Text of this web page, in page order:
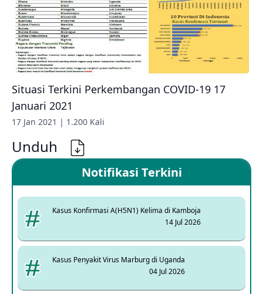
Situasi Terkini Perkembangan COVID-19 17
Januari 2021
17 Jan 2021 | 1.200 Kali
Unduh
Notifikasi Terkini
Kasus Konfirmasi A(H5N1) Kelima di Kamboja
14 Jul 2026
Kasus Penyakit Virus Marburg di Uganda
04 Jul 2026